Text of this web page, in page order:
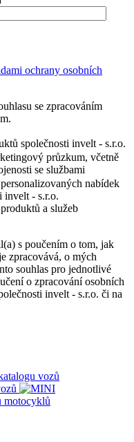
ochrany osobních
se zpracováním
společnosti invelt - s.r.o.
průzkum, včetně
se službami
nabídek
invelt - s.r.o.
a služeb
s poučením o tom, jak
zpracovává, o mých
souhlas pro jednotlivé
o zpracování osobních
invelt - s.r.o. či na